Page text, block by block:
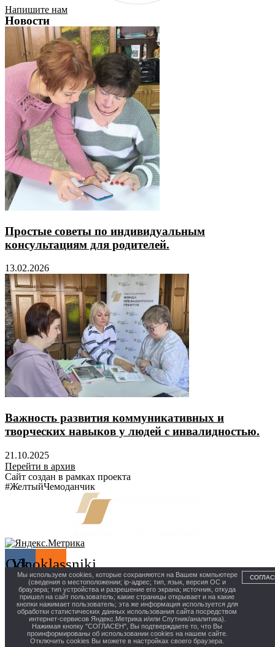
Напишите нам
Новости
Простые советы по индивидуальным
консультациям для родителей.
13.02.2026
Важность развития коммуникативных и
творческих навыков у людей с инвалидностью.
21.10.2025
Перейти в архив
Сайт создан в рамках проекта
#ЖелтыйЧемоданчик
Vk
Odnoklassniki
Политика конфиденциальности
12+
Мы используем cookies, которые сохраняются на Вашем компьютере
(сведения о местоположении; ip-адрес; тип, язык, версия ОС и
браузера; тип устройства и разрешение его экрана; источник, откуда
пришел на сайт пользователь; какие страницы открывает и на какие
кнопки нажимает пользователь; эта же информация используется для
обработки статистических данных использования сайта посредством
интернет-сервисов Яндекс.Метрика и/или Спутник/аналитика).
Нажимая кнопку "СОГЛАСЕН", Вы подтверждаете то, что Вы
проинформированы об использовании cookies на нашем сайте.
Отключить cookies Вы можете в настройках своего браузера.